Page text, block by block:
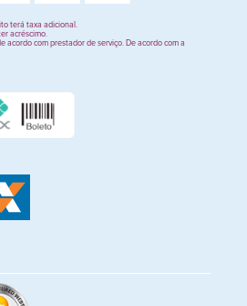
terá taxa adicional.
acréscimo.
acordo com prestador de serviço. De acordo com a